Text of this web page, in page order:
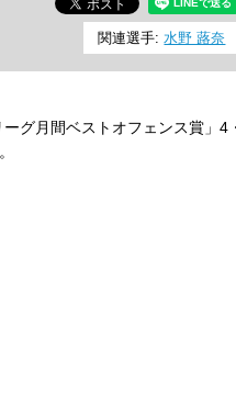
関連選手: 水野 蕗奈
グ月間ベストオフェンス賞」4